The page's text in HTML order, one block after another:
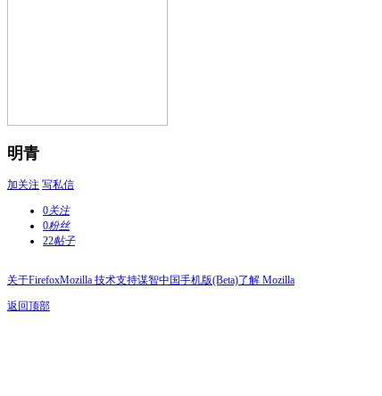
明青
加关注 写私信
0关注
0粉丝
22帖子
关于FirefoxMozilla 技术支持谋智中国手机版(Beta)了解 Mozilla
返回顶部